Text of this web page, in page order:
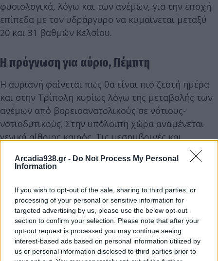
Arcadia938.gr - Do Not Process My Personal
Information
If you wish to opt-out of the sale, sharing to third parties, or
processing of your personal or sensitive information for
targeted advertising by us, please use the below opt-out
section to confirm your selection. Please note that after your
opt-out request is processed you may continue seeing
interest-based ads based on personal information utilized by
us or personal information disclosed to third parties prior to
φυσιολογικά, λόγω και των ανέμων, για την εποχή
επίπεδα με τον υδράργυρο να κυμαίνεται μεταξύ
20 και 31 βαθμών Κελσίου.
Η πρόγνωση για αύριο, Πέμπτη
Η αυριανή φαίνεται πως θα είναι πιο ζεστή ημέρα
και στην Τρίπολη κυρίως λόγω της μεταβολής των
ανέμων από βορειοανατολικούς σε νότιους-
νοτιοδυτικούς. Στην υπόλοιπη χώρα αναμένεται
γενικά αίθριος καιρός. Tις μεσημβρινές και
αναπτυχθούν τοπικές νεφώσεις και είναι πιθανόν
Οι άνεμοι θα είναι μεταβλητοί 3 με 4 και στα νότια
τοπικά από δυτικές διευθύνσεις έως 5 μποφόρ. Η
θερμοκρασία δεν θα σημειώσει αξιόλογη μεταβολή.
Θα φτάσει στα ηπειρωτικά τους 36 με 38 και τοπικά
στα ανατολικά τους 39 βαθμούς, στο Ιόνιο, τα